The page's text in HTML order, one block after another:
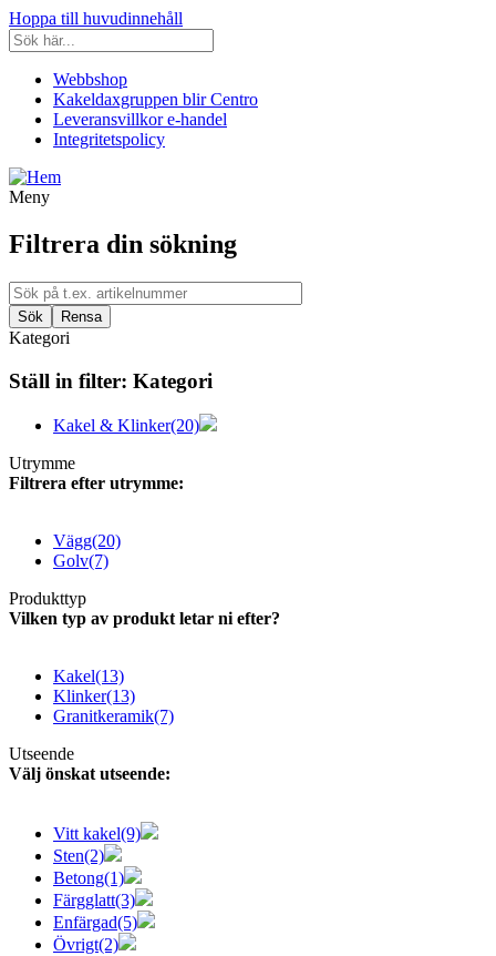
Hoppa till huvudinnehåll
Webbshop
Kakeldaxgruppen blir Centro
Leveransvillkor e-handel
Integritetspolicy
Meny
Filtrera din sökning
Kategori
Ställ in filter: Kategori
Kakel & Klinker(20)
Utrymme
Filtrera efter utrymme:
Vägg(20)
Golv(7)
Produkttyp
Vilken typ av produkt letar ni efter?
Kakel(13)
Klinker(13)
Granitkeramik(7)
Utseende
Välj önskat utseende:
Vitt kakel(9)
Sten(2)
Betong(1)
Färgglatt(3)
Enfärgad(5)
Övrigt(2)